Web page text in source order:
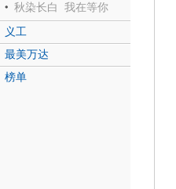
秋染长白 我在等你
义工
最美万达
榜单